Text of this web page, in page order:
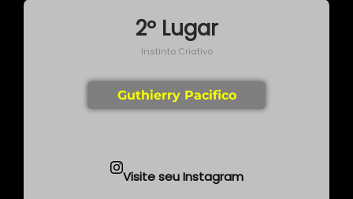
2º Lugar
Instinto Criativo
Guthierry Pacifico
Visite seu Instagram